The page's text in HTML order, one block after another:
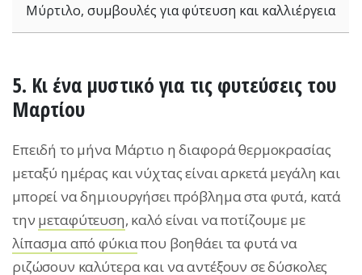
Μύρτιλο, συμβουλές για φύτευση και καλλιέργεια
5. Κι ένα μυστικό για τις φυτεύσεις του
Μαρτίου
Επειδή το μήνα Μάρτιο η διαφορά θερμοκρασίας
μεταξύ ημέρας και νύχτας είναι αρκετά μεγάλη και
μπορεί να δημιουργήσει πρόβλημα στα φυτά, κατά
την μεταφύτευση, καλό είναι να ποτίζουμε με
λίπασμα από φύκιαπου βοηθάει τα φυτά να
ριζώσουν καλύτερα και να αντέξουν σε δύσκολες